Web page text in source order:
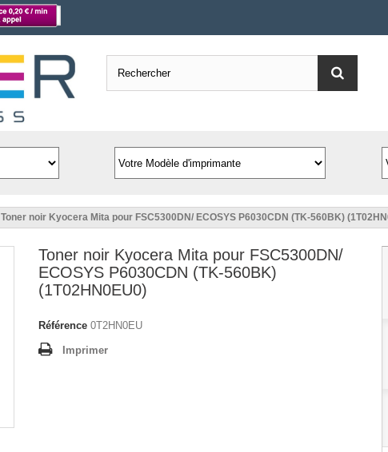
Toner noir Kyocera Mita pour FSC5300DN/ ECOSYS P6030CDN (TK-560BK)
Toner noir Kyocera Mita pour FSC5300DN/
ECOSYS P6030CDN (TK-560BK)
(1T02HN0EU0)
Référence 0T2HN0EU
Imprimer